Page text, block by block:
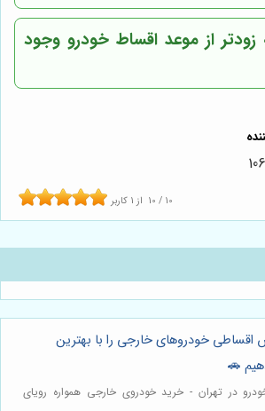
زودتر از موعد اقساط خودرو وجود
10 / 10 از 1 کاربر
اقساطی خودروهای خارجی را با بهترین
🚗
در تهران - خرید خودروی خارجی همواره رویای